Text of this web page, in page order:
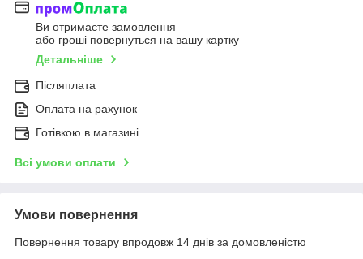
Ви отримаєте замовлення
або гроші повернуться на вашу картку
Детальніше
Післяплата
Оплата на рахунок
Готівкою в магазині
Всі умови оплати
Умови повернення
Повернення товару впродовж 14 днів за домовленістю